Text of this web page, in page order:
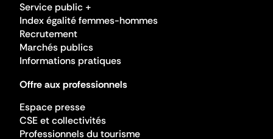
Service public +
Index égalité femmes-hommes
Recrutement
Marchés publics
Informations pratiques
Offre aux professionnels
Espace presse
CSE et collectivités
Professionnels du tourisme